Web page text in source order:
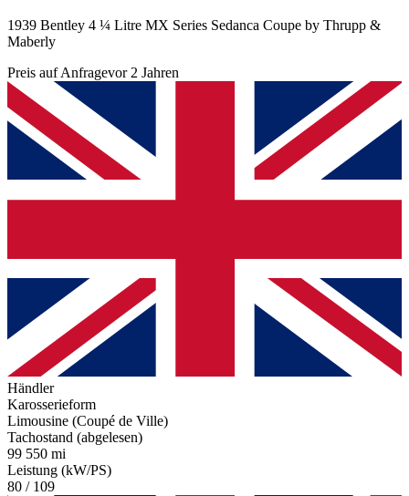
1939 Bentley 4 ¼ Litre MX Series Sedanca Coupe by Thrupp &
Maberly
Preis auf Anfragevor 2 Jahren
Händler
Karosserieform
Limousine (Coupé de Ville)
Tachostand (abgelesen)
99 550 mi
Leistung (kW/PS)
80 / 109